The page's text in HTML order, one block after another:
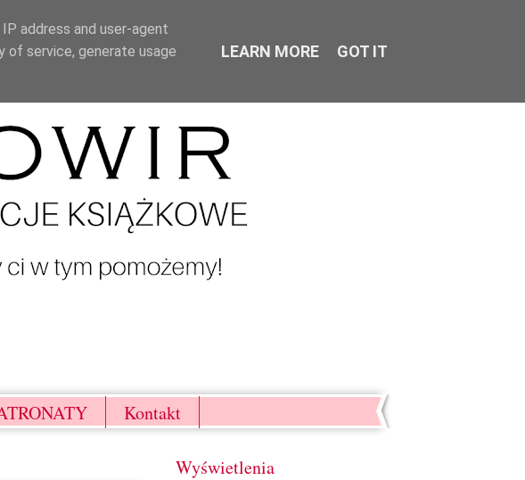
Kontakt
Wyświetlenia
address and user-agent
of service, generate usage
LEARN MORE GOT IT